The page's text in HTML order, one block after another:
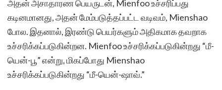
அதன் அசாதாரண பெயருடன், Mienfoo உச்சரிப்பது
கடினமானது, அதன் மேம்படுத்தப்பட்ட வடிவம், Mienshao
போல. இதனால், இரண்டு பெயர்களும் அதிகமாக தவறாக
உச்சரிக்கப்படுகின்றன. Mienfoo உச்சரிக்கப்படுகின்றது “மீ-
யென்-பூ” என்று, மிகப்போது Mienshao
உச்சரிக்கப்படுகின்றது “மீ-யென்-ஷாவ்.”